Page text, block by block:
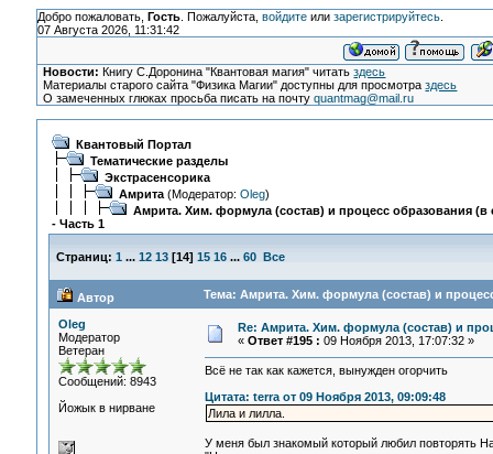
Добро пожаловать, Гость. Пожалуйста, войдитеили зарегистрируйтесь.
07 Августа 2026, 11:31:42
Новости: Книгу С.Доронина "Квантовая магия" читатьздесь
Материалы старого сайта "Физика Магии" доступны для просмотраздесь
О замеченных глюках просьба писать на почтуquantmag@mail.ru
Квантовый Портал
Тематические разделы
Экстрасенсорика
Амрита(Модератор: Oleg)
Амрита. Хим. формула (состав) и процесс образования (в
- Часть 1
Страниц: 1 ... 12 13[14] 15 16 ... 60 Все
Автор Тема: Амрита. Хим. формула (состав) и
Oleg
Модератор
Ветеран
Сообщений: 8943
Йожык в нирване
Re: Амрита. Хим. формула (состав) и
« Ответ #195 : 09 Ноября 2013, 17:07:32 »
Всё не так как кажется, вынужден огорчить
Цитата: terra от 09 Ноября 2013, 09:09:48
Лила и лилла.
У меня был знакомый который любил повторять